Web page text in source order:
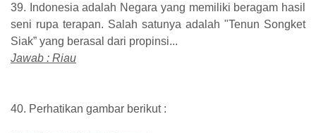
39. Indonesia adalah Negara yang memiliki beragam hasil
seni rupa terapan. Salah satunya adalah "Tenun Songket
Siak” yang berasal dari propinsi...
Jawab : Riau
40. Perhatikan gambar berikut :